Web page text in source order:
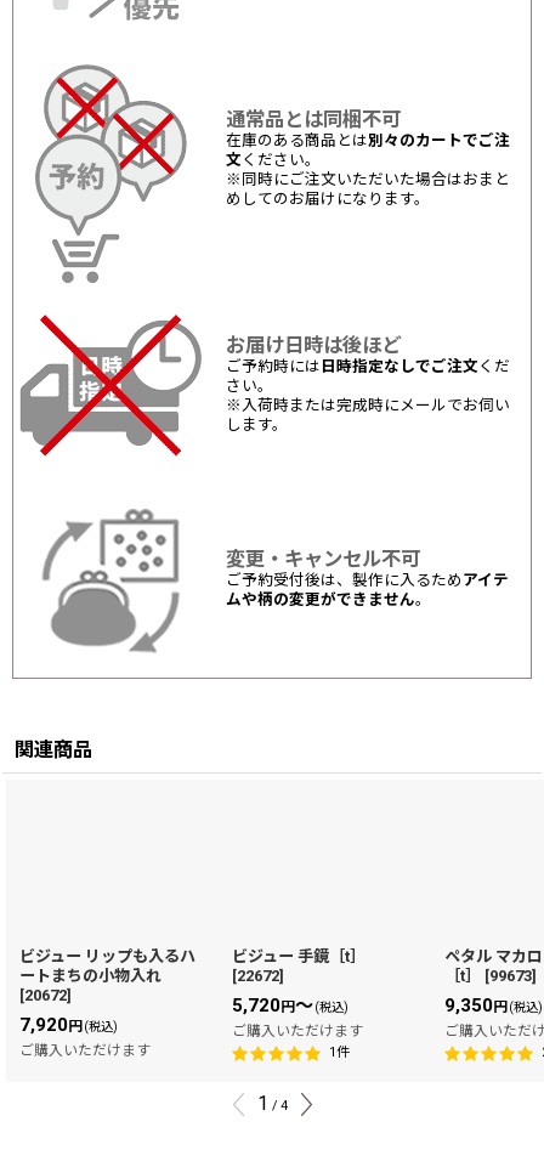
通常品とは同梱不可
在庫のある商品とは別々のカートでご注
文 ください。
※同時にご注文いただいた場合はおまと
めしてのお届けになります。
お届け日時は後ほど
ご予約時には 日時指定なしでご注文 くだ
さい。
※入荷時または完成時にメールでお伺い
します。
変更・キャンセル不可
ご予約受付後は、製作に入るため アイテ
ムや柄の変更ができません。
関連商品
ビジュー リップも入るハ
ートまちの小物入れ
[20672]
7,920円(税込)
ご購入いただけます
ビジュー 手鏡［t］
[22672]
5,720円～(税込)
ご購入いただけます
1件
ペタル マカ
［t］
[99673]
9,350円(税込)
ご購入いただ
1 / 4